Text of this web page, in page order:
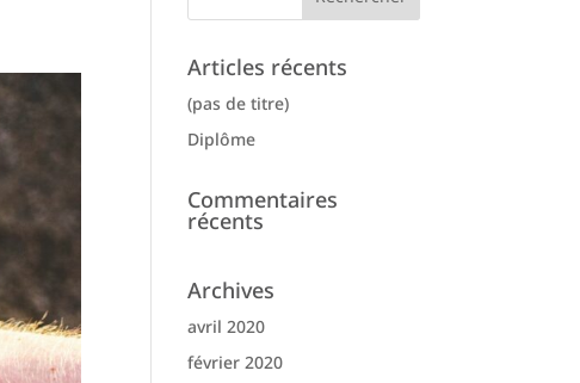
Articles récents
(pas de titre)
Diplôme
Commentaires
récents
Archives
avril 2020
février 2020